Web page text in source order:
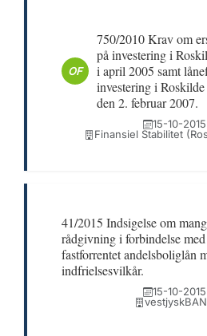
OF
750/2010 Krav om
på investering i
i april 2005 samt
investering i
den 2. februar 2007.
15-10-2015
Finansiel Stabilitet
41/2015 Indsigelse om
rådgivning i forbindelse
fastforrentet andelsboliglån
indfrielsesvilkår.
15-10-2015